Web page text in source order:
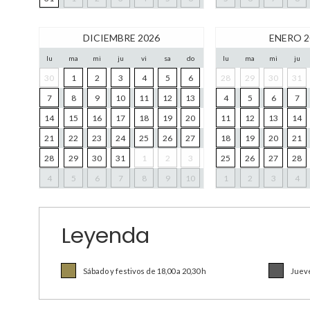
DICIEMBRE 2026
lu ma mi ju vi sa do
30 1 2 3 4 5
6
7
8 9 10 11 12
13
14
15 16 17 18 19
20
21
22 23 24 25 26
27
28
29 30 31 1 2
3
4
5 6 7 8 9 10
ENERO
lu ma mi ju
28 29 30
31
4
5 6
7
11
12 13
14
18
19 20
21
25
26 27
28
1
2 3 4
Leyenda
Sábado y festivos de 18,00 a 20,30 h